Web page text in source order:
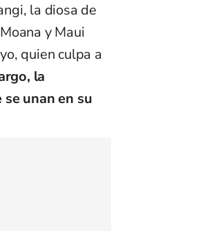
la diosa de
y Maui
quien culpa a
la
unan en su